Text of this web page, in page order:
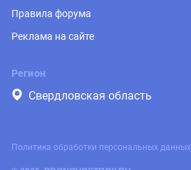
Правила форума
Реклама на сайте
Регион
Свердловская область
Политика обработки персональных данных